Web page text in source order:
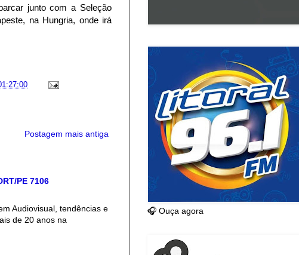
junto com a Seleção
na Hungria, onde irá
Postagem mais antiga
PE 7106
Audiovisual, tendências e
de 20 anos na
🎧 Ouça agora